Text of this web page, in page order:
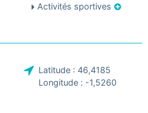
Activités sportives
Latitude : 46,4185
Longitude : -1,5260